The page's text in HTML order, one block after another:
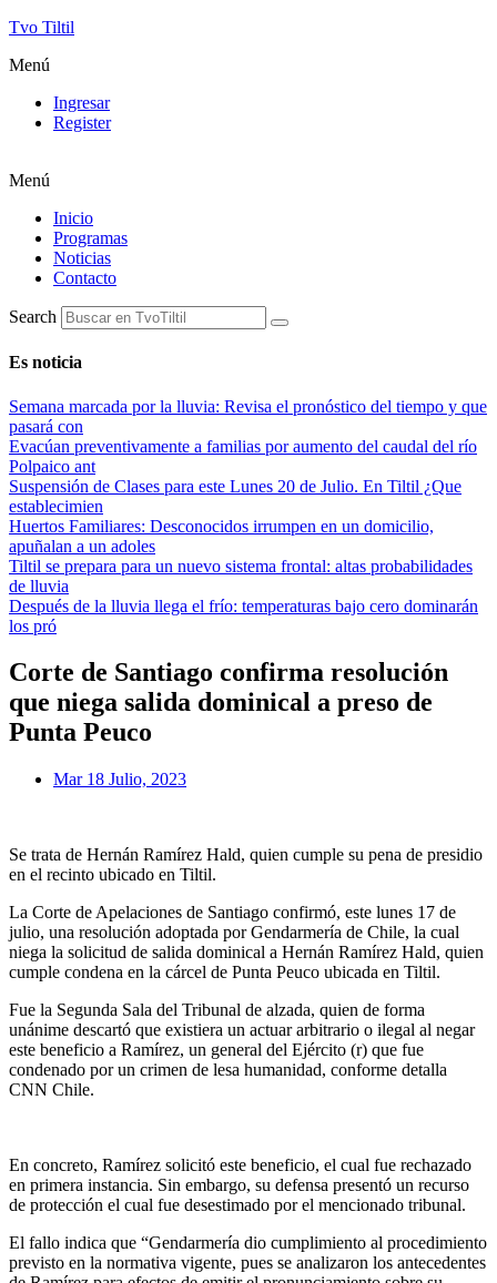
Tvo Tiltil
Menú
Ingresar
Register
Menú
Inicio
Programas
Noticias
Contacto
Search
Es noticia
Semana marcada por la lluvia: Revisa el pronóstico del tiempo y que
pasará con
Evacúan preventivamente a familias por aumento del caudal del río
Polpaico ant
Suspensión de Clases para este Lunes 20 de Julio. En Tiltil ¿Que
establecimien
Huertos Familiares: Desconocidos irrumpen en un domicilio,
apuñalan a un adoles
Tiltil se prepara para un nuevo sistema frontal: altas probabilidades
de lluvia
Después de la lluvia llega el frío: temperaturas bajo cero dominarán
los pró
Corte de Santiago confirma resolución
que niega salida dominical a preso de
Punta Peuco
Mar 18 Julio, 2023
Se trata de Hernán Ramírez Hald, quien cumple su pena de presidio
en el recinto ubicado en Tiltil.
La Corte de Apelaciones de Santiago confirmó, este lunes 17 de
julio, una resolución adoptada por Gendarmería de Chile, la cual
niega la solicitud de salida dominical a Hernán Ramírez Hald, quien
cumple condena en la cárcel de Punta Peuco ubicada en Tiltil.
Fue la Segunda Sala del Tribunal de alzada, quien de forma
unánime descartó que existiera un actuar arbitrario o ilegal al negar
este beneficio a Ramírez, un general del Ejército (r) que fue
condenado por un crimen de lesa humanidad, conforme detalla
CNN Chile.
En concreto, Ramírez solicitó este beneficio, el cual fue rechazado
en primera instancia. Sin embargo, su defensa presentó un recurso
de protección el cual fue desestimado por el mencionado tribunal.
El fallo indica que “Gendarmería dio cumplimiento al procedimiento
previsto en la normativa vigente, pues se analizaron los antecedentes